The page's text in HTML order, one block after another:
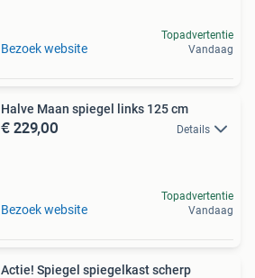
Bezoek website
Topadvertentie
Vandaag
Halve Maan spiegel links 125 cm
€ 229,00 Details
Bezoek website
Topadvertentie
Vandaag
Actie! Spiegel spiegelkast scherp